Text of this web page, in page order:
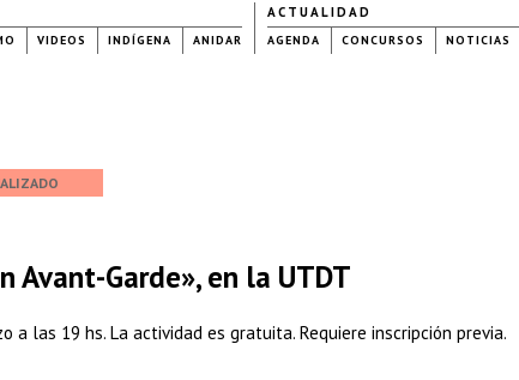
VIDEOS INDÍGENA ANIDAR
ACTUALIDAD
AGENDA CONCURSOS NOTICIAS
Avant-Garde», en la UTDT
a las 19 hs. La actividad es gratuita. Requiere inscripción previa.